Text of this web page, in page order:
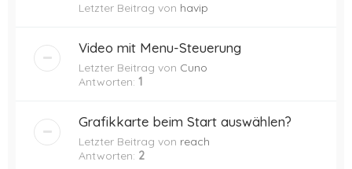
Letzter Beitrag von havip
Video mit Menu-Steuerung
Letzter Beitrag von Cuno
Antworten: 1
Grafikkarte beim Start auswählen?
Letzter Beitrag von reach
Antworten: 2